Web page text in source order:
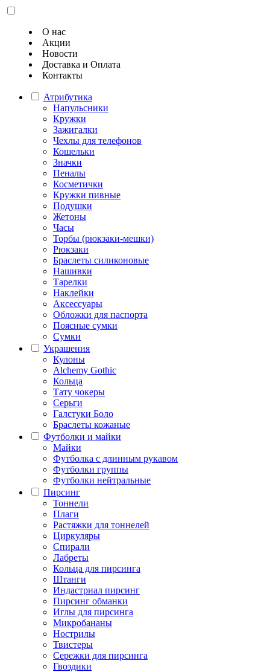
О нас
Акции
Новости
Доставка и Оплата
Контакты
Атрибутика
Напульсники
Кружки
Зажигалки
Чехлы для телефонов
Кошельки
Значки
Пеналы
Косметички
Кружки пивные
Подушки
Жетоны
Часы
Торбы (рюкзаки-мешки)
Рюкзаки
Браслеты силиконовые
Нашивки
Тарелки
Наклейки
Аксессуары
Обложки для паспорта
Поясные сумки
Сумки
Украшения
Кулоны
Alchemy Gothic
Кольца
Тату чокеры
Серьги
Галстуки Боло
Браслеты кожаные
Футболки и майки
Майки
Футболка с длинным рукавом
Футболки группы
Футболки нейтральные
Пирсинг
Тоннели
Плаги
Растяжки для тоннелей
Циркуляры
Спирали
Лабреты
Кольца для пирсинга
Штанги
Индастриал пирсинг
Пирсинг обманки
Иглы для пирсинга
Микробананы
Нострилы
Твистеры
Сережки для пирсинга
Гвоздики